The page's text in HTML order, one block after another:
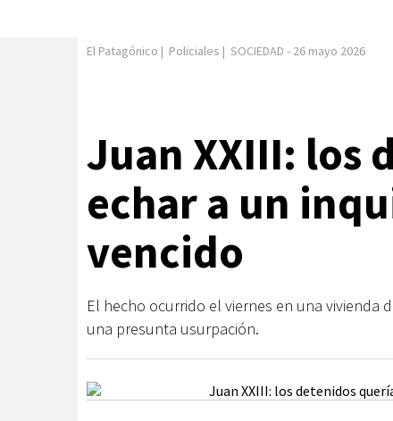
El Patagónico | Policiales | SOCIEDAD - 26 mayo 2026
Juan XXIII: los
echar a un
vencido
El hecho ocurrido el viernes en una vivienda
una presunta usurpación.